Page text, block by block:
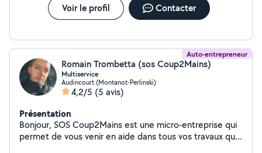
Voir le profil Contacter
Auto-entrepreneur
Romain Trombetta (sos Coup2Mains)
Multiservice
Audincourt (Montanot-Perlinski)
4,2/5 (5 avis)
Présentation
Bonjour, SOS Coup2Mains est une micro-entreprise qui
permet de vous venir en aide dans tous vos travaux que